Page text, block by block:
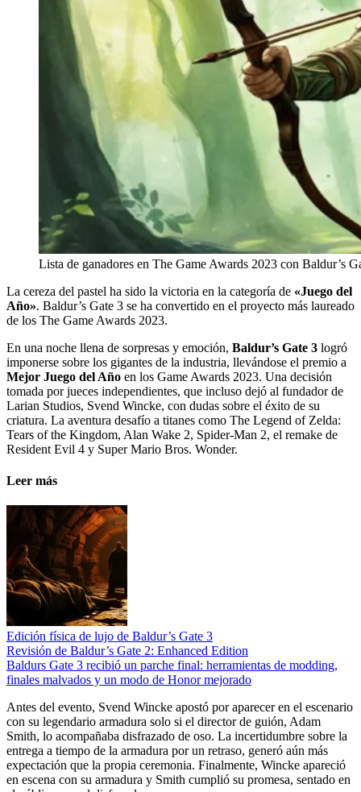
Lista de ganadores en The Game Awards 2023 con Baldur’s
La cereza del pastel ha sido la victoria en la categoría de «Juego del
Año». Baldur’s Gate 3 se ha convertido en el proyecto más laureado
de los The Game Awards 2023.
En una noche llena de sorpresas y emoción, Baldur’s Gate 3 logró
imponerse sobre los gigantes de la industria, llevándose el premio a
Mejor Juego del Año en los Game Awards 2023. Una decisión
tomada por jueces independientes, que incluso dejó al fundador de
Larian Studios, Svend Wincke, con dudas sobre el éxito de su
criatura. La aventura desafío a titanes como The Legend of Zelda:
Tears of the Kingdom, Alan Wake 2, Spider-Man 2, el remake de
Resident Evil 4 y Super Mario Bros. Wonder.
Leer más
Edición física de lujo de Baldur’s Gate 3
Revisión de Baldur’s Gate 2: Enhanced Edition
Baldurs Gate 3 recibió un parche final: herramientas de modding,
finales malvados y un modo de Honor mejorado
Antes del evento, Svend Wincke apostó por aparecer en el escenario
con su legendario armadura solo si el director de guión, Adam
Smith, lo acompañaba disfrazado de oso. La incertidumbre sobre la
entrega a tiempo de la armadura por un retraso, generó aún más
expectación que la propia ceremonia. Finalmente, Wincke apareció
en escena con su armadura y Smith cumplió su promesa, sentado en